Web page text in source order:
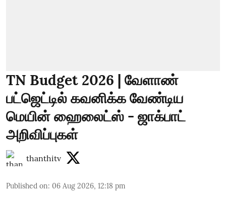
TN Budget 2026 | வேளாண்
பட்ஜெட்டில் கவனிக்க வேண்டிய
மெயின் ஹைலைட்ஸ் - ஜாக்பாட்
அறிவிப்புகள்
thanthitv
Published on: 06 Aug 2026, 12:18 pm